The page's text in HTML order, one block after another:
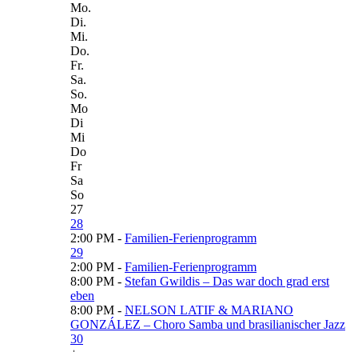
Mo.
Di.
Mi.
Do.
Fr.
Sa.
So.
Mo
Di
Mi
Do
Fr
Sa
So
27
28
2:00 PM - Familien-Ferienprogramm
29
2:00 PM - Familien-Ferienprogramm
8:00 PM - Stefan Gwildis – Das war doch grad erst
eben
8:00 PM - NELSON LATIF & MARIANO
GONZÁLEZ – Choro Samba und brasilianischer Jazz
30